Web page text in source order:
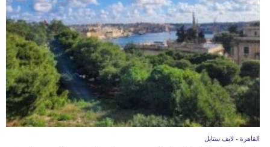
القاهرة - لايف ستايل